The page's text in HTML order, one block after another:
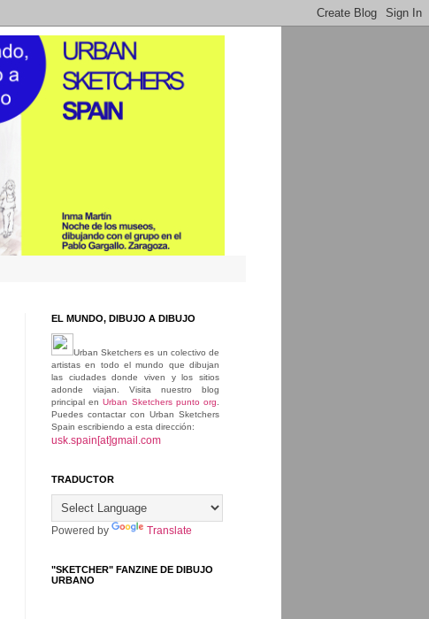
EL MUNDO, DIBUJO A DIBUJO
Urban Sketchers es un colectivo de
artistas en todo el mundo que dibujan
las ciudades donde viven y los sitios
adonde viajan. Visita nuestro blog
principal enUrban Sketchers punto org.
Puedes contactar con Urban Sketchers
Spain escribiendo a esta dirección:
usk.spain[at]gmail.com
TRADUCTOR
Powered by Translate
"SKETCHER" FANZINE DE DIBUJO
URBANO